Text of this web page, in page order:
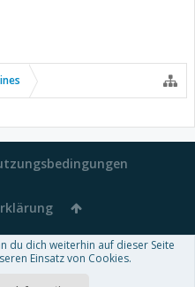
-Deutsch von xenDach
du dich weiterhin auf dieser Seite
Einsatz von Cookies.